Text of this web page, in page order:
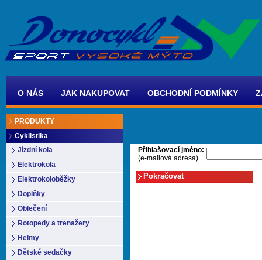
O NÁS JAK NAKUPOVAT OBCHODNÍ PODMÍNKY
PRODUKTY
Cyklistika
Jízdní kola
Elektrokola
Elektrokoloběžky
Doplňky
Oblečení
Rotopedy a trenažery
Helmy
Dětské sedačky
Přihlašovací jméno:
(e-mailová adresa)